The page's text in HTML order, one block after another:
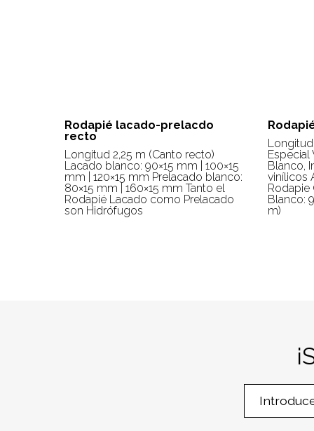
Rodapié lacado-prelacdo
recto
Longitud 2,25 m (Canto recto)
Lacado blanco: 90×15 mm | 100×15
mm | 120×15 mm Prelacado blanco:
80×15 mm | 160×15 mm Tanto el
Rodapié Lacado como Prelacado
son Hidrófugos
Especial
Blanco,
vinílicos
Rodapie
Blanco:
m)